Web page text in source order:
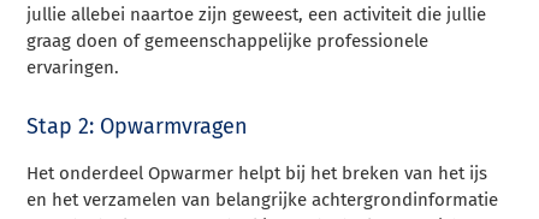
jullie allebei naartoe zijn geweest, een activiteit die jullie
graag doen of gemeenschappelijke professionele
ervaringen.
Stap 2: Opwarmvragen
Het onderdeel Opwarmer helpt bij het breken van het ijs
en het verzamelen van belangrijke achtergrondinformatie